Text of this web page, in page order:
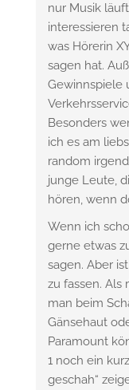
nur Musik
interessieren
was Hörerin
sagen hat.
Gewinnspiele
Besonders
ich es am
random
junge Leute,
hören, wenn
Wenn ich
gerne etwas
sagen. Aber
zu fassen. Als
man beim
Gänsehaut
Paramount
1 noch ein
geschah“